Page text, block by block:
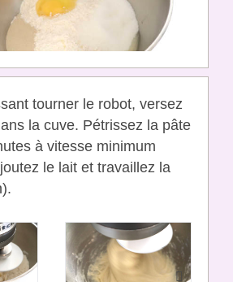
tourner le robot, versez
la cuve. Pétrissez la pâte
à vitesse minimum
le lait et travaillez la